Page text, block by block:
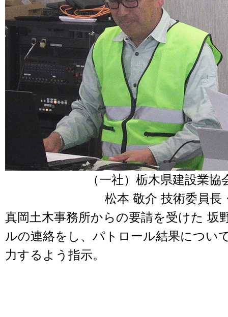
（一社）栃木県建設業
松本 敬介 技術委員長
真岡土木事務所からの要請を受けた 坂
ルの連絡をし、パトロール結果につい
力するよう指示。